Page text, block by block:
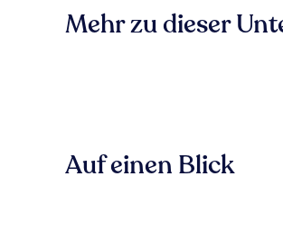
Mehr zu dieser
Auf einen Blick